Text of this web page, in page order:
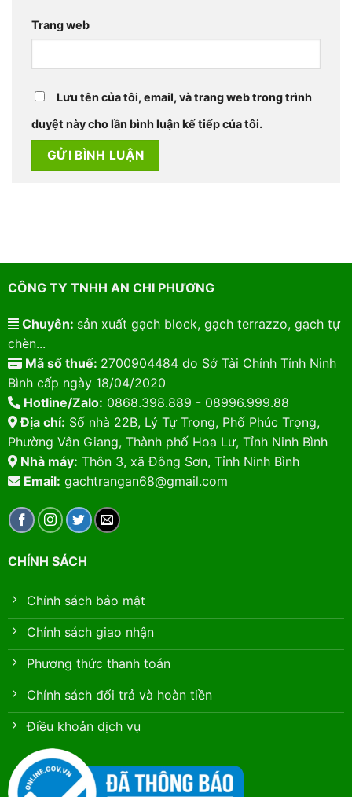
Trang web
Lưu tên của tôi, email, và trang web trong trình
duyệt này cho lần bình luận kế tiếp của tôi.
CÔNG TY TNHH AN CHI PHƯƠNG
Chuyên: sản xuất gạch block, gạch terrazzo, gạch tự
chèn...
Mã số thuế: 2700904484 do Sở Tài Chính Tỉnh Ninh
Bình cấp ngày 18/04/2020
Hotline/Zalo: 0868.398.889 - 08996.999.88
Địa chỉ: Số nhà 22B, Lý Tự Trọng, Phố Phúc Trọng,
Phường Vân Giang, Thành phố Hoa Lư, Tỉnh Ninh Bình
Nhà máy: Thôn 3, xã Đông Sơn, Tỉnh Ninh Bình
Email: gachtrangan68@gmail.com
CHÍNH SÁCH
Chính sách bảo mật
Chính sách giao nhận
Phương thức thanh toán
Chính sách đổi trả và hoàn tiền
Điều khoản dịch vụ